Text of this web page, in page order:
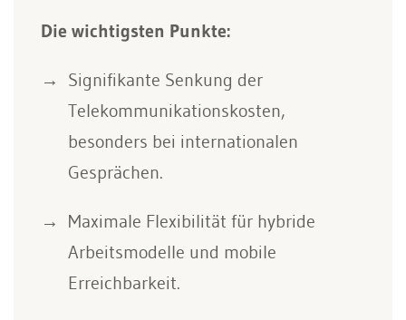
Die wichtigsten Punkte:
Signifikante Senkung der
Telekommunikationskosten,
besonders bei internationalen
Gesprächen.
Maximale Flexibilität für hybride
Arbeitsmodelle und mobile
Erreichbarkeit.